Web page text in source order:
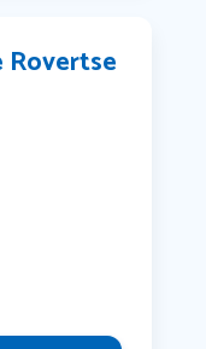
Rovertse